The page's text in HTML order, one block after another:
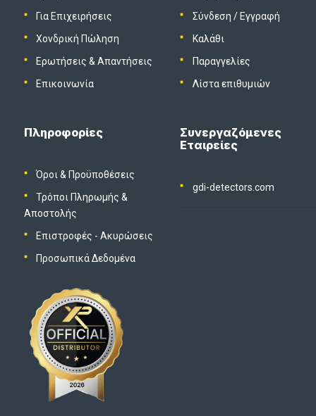
Για Επιχειρήσεις
Χονδρική Πώληση
Ερωτήσεις & Απαντήσεις
Επικοινωνία
Σύνδεση / Εγγραφή
Καλάθι
Παραγγελίες
Λίστα επιθυμιών
Πληροφορίες
Όροι & Προϋποθέσεις
Τρόποι Πληρωμής &
Αποστολής
Επιστροφές - Ακυρώσεις
Προσωπικά Δεδομένα
Συνεργαζόμενες
Εταιρείες
gdi-detectors.com